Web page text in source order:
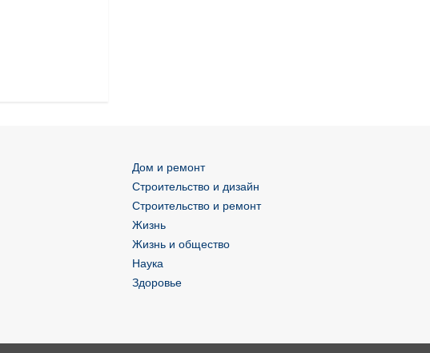
Дом и ремонт
Строительство и дизайн
Строительство и ремонт
Жизнь
Жизнь и общество
Наука
Здоровье